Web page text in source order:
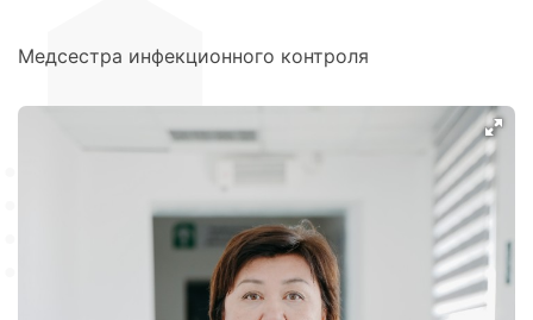
Медсестра инфекционного контроля